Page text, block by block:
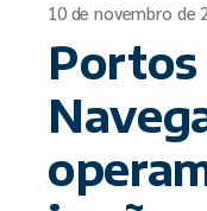
10 de novembro de